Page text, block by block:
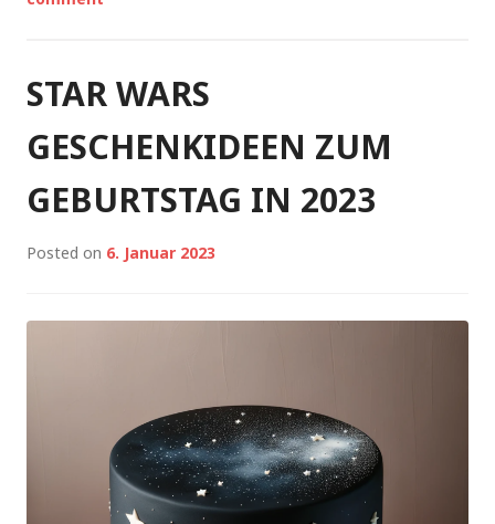
STAR WARS
GESCHENKIDEEN ZUM
GEBURTSTAG IN 2023
Posted on 6. Januar 2023